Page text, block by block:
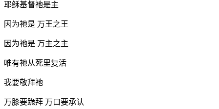
耶稣基督祂是主
因为祂是 万王之王
因为祂是 万主之主
唯有祂从死里复活
我要敬拜祂
万膝要跪拜 万口要承认